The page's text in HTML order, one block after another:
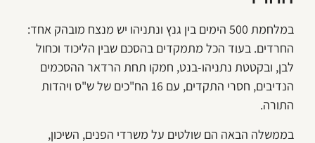
במלחמת 500 הימים בין גנץ ונתניהו יש מנצח מובהק אחד:
החרדים. בעוד הכל מתמקדים בהסכם שבין הליכוד וכחול
לבן, ובקטטת נתניהו-בנט, חמקו תחת הרדאר ההסכמים
הנדיבים, חסרי התקדים, עם 16 הח"כים של ש"ס ויהדות
התורה.
בממשלה הבאה הם שולטים על משרדי הפנים, השיכון,